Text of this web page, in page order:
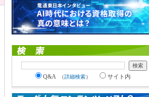
Q&A （詳細検索） サイト内